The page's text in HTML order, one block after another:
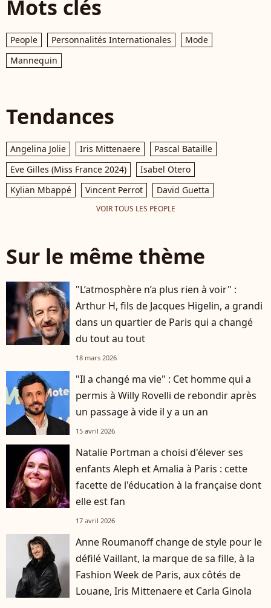
Mots clés
People Personnalités Internationales
Mode
Mannequin
Tendances
Angelina Jolie Iris Mittenaere
Pascal Bataille
Eve Gilles (Miss France 2024)
Isabel Otero
Kylian Mbappé
Vincent Perrot David Guetta
VOIR TOUS LES PEOPLE
Sur le même thème
"L’atmosphère n’a plus rien à voir" :
Arthur H, fils de Jacques Higelin, a grandi
dans un quartier de Paris qui a changé
du tout au tout
18 mars 2026
"Il a changé ma vie" : Cet homme qui a
permis à Willy Rovelli de rebondir après
un passage à vide il y a un an
15 avril 2026
Natalie Portman a choisi d'élever ses
enfants Aleph et Amalia à Paris : cette
facette de l'éducation à la française dont
elle est fan
17 avril 2026
Anne Roumanoff change de style pour le
défilé Vaillant, la marque de sa fille, à la
Fashion Week de Paris, aux côtés de
Louane, Iris Mittenaere et Carla Ginola